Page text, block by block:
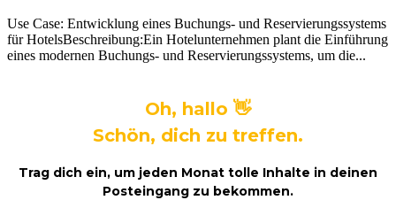
Use Case: Entwicklung eines Buchungs- und Reservierungssystems
für HotelsBeschreibung:Ein Hotelunternehmen plant die Einführung
eines modernen Buchungs- und Reservierungssystems, um die...
Oh, hallo 👋
Schön, dich zu treffen.
Trag dich ein, um jeden Monat tolle Inhalte in deinen
Posteingang zu bekommen.